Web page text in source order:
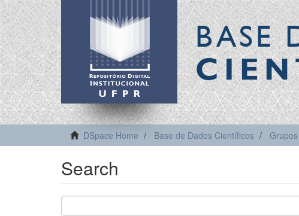
BASE
DSpace Home Base de Dados Científicos
Search